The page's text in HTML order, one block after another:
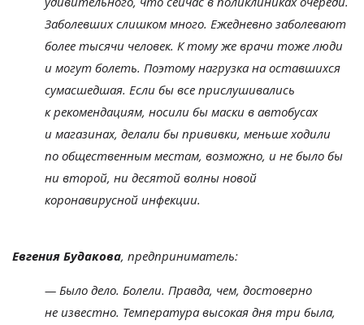
Заболевших слишком много. Ежедневно заболевают
более тысячи человек. К тому же врачи тоже люди
и могут болеть. Поэтому нагрузка на оставшихся
сумасшедшая. Если бы все прислушивались
к рекомендациям, носили бы маски в автобусах
и магазинах, делали бы прививки, меньше ходили
по общественным местам, возможно, и не было бы
ни второй, ни десятой волны новой
коронавирусной инфекции.
Евгения Будакова, предприниматель:
— Было дело. Болели. Правда, чем, достоверно
не известно. Температура высокая дня три была,